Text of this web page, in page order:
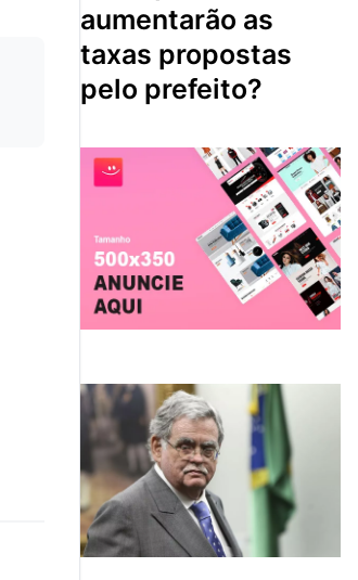
aumentarão as
taxas propostas
pelo prefeito?